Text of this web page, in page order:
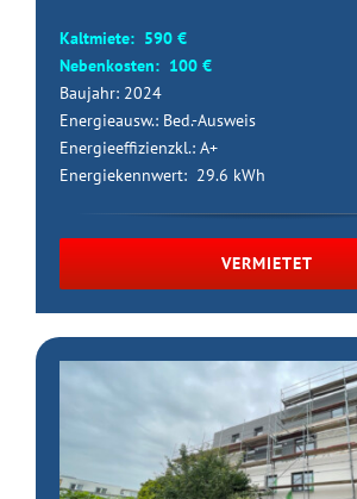
Kaltmiete: 590 €
Nebenkosten: 100 €
Baujahr: 2024
Energieausw.: Bed.-Ausweis
Energieeffizienzkl.: A+
Energiekennwert: 29.6 kWh
VERMIETET